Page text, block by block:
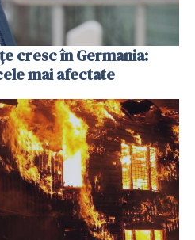
cresc în Germania:
mai afectate